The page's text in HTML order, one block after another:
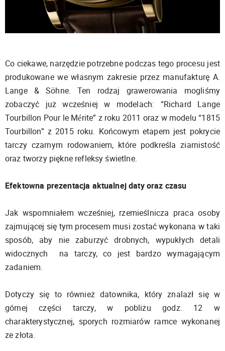
Co ciekawe, narzędzie potrzebne podczas tego procesu jest
produkowane we własnym zakresie przez manufakturę A.
Lange & Söhne. Ten rodzaj grawerowania mogliśmy
zobaczyć już wcześniej w modelach: “Richard Lange
Tourbillon Pour le Mérite” z roku 2011 oraz w modelu “1815
Tourbillon” z 2015 roku. Końcowym etapem jest pokrycie
tarczy czarnym rodowaniem, które podkreśla ziarnistość
oraz tworzy piękne refleksy świetlne.
Efektowna prezentacja aktualnej daty oraz czasu
Jak wspomniałem wcześniej, rzemieślnicza praca osoby
zajmującej się tym procesem musi zostać wykonana w taki
sposób, aby nie zaburzyć drobnych, wypukłych detali
widocznych na tarczy, co jest bardzo wymagającym
zadaniem.
Dotyczy się to również datownika, który znalazł się w
górnej części tarczy, w pobliżu godz. 12 w
charakterystycznej, sporych rozmiarów ramce wykonanej
ze złota.